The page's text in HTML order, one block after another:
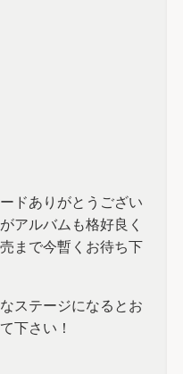
ドありがとうござい
アルバムも格好良く
まで今暫くお待ち下
ステージになるとお
下さい！